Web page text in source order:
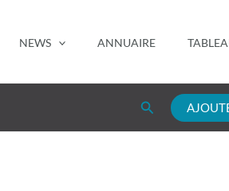
NEWS ANNUAIRE
Rechercher